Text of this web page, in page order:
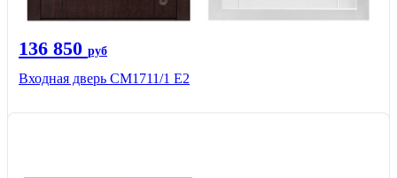
136 850 руб
Входная дверь CМ1711/1 Е2